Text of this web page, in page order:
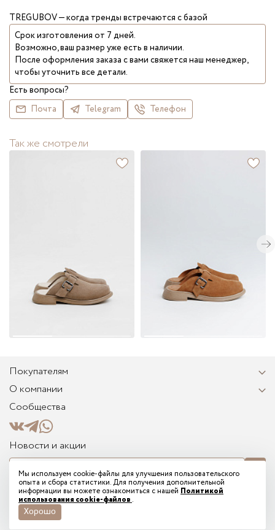
TREGUBOV — когда тренды встречаются с базой
Срок изготовления от 7 дней.
Возможно, ваш размер уже есть в наличии.
После оформления заказа с вами свяжется наш менеджер,
чтобы уточнить все детали.
Есть вопросы?
Почта
Telegram Телефон
Так же смотрели
Покупателям
О компании
Сообщества
Новости и акции
Я соглашаюсь на получение информационных и рекламных сообщений от
TREGUBOV на указанный мной email и подтверждаю ознакомление с
электронным согласием на рассылку
Мы используем cookie-файлы для улучшения пользовательского
опыта и сбора статистики. Для получения дополнительной
информации вы можете ознакомиться с нашей Политикой
использования cookie-файлов .
Хорошо